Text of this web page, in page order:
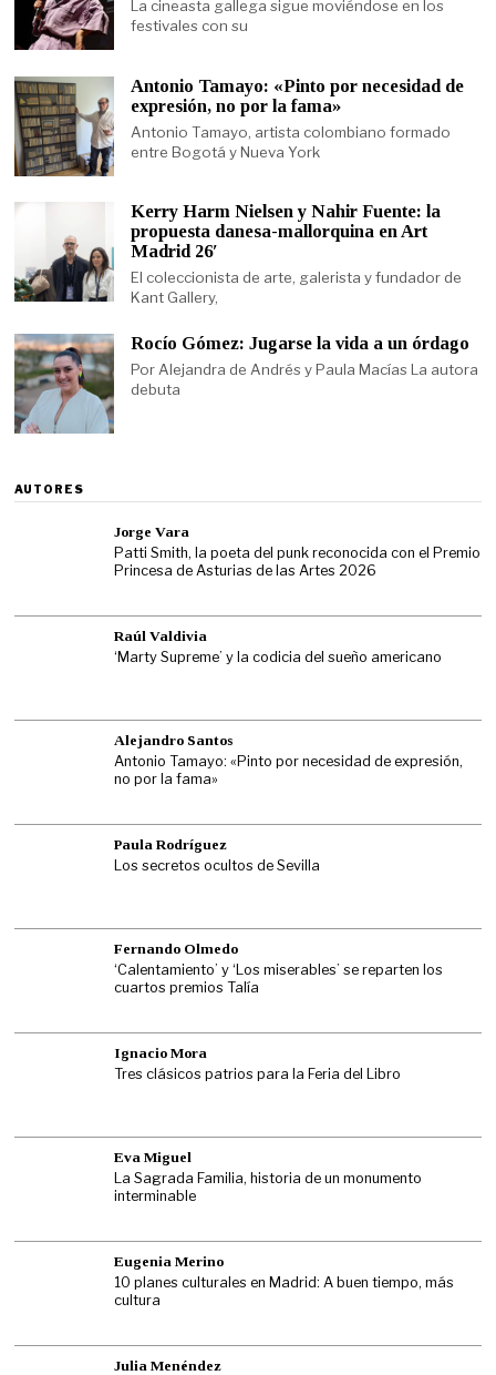
La cineasta gallega sigue moviéndose en los
festivales con su
Antonio Tamayo: «Pinto por necesidad de
expresión, no por la fama»
Antonio Tamayo, artista colombiano formado
entre Bogotá y Nueva York
Kerry Harm Nielsen y Nahir Fuente: la
propuesta danesa-mallorquina en Art
Madrid 26′
El coleccionista de arte, galerista y fundador de
Kant Gallery,
Rocío Gómez: Jugarse la vida a un órdago
Por Alejandra de Andrés y Paula Macías La autora
debuta
AUTORES
Jorge Vara
Patti Smith, la poeta del punk reconocida con el Premio
Princesa de Asturias de las Artes 2026
Raúl Valdivia
‘Marty Supreme’ y la codicia del sueño americano
Alejandro Santos
Antonio Tamayo: «Pinto por necesidad de expresión,
no por la fama»
Paula Rodríguez
Los secretos ocultos de Sevilla
Fernando Olmedo
‘Calentamiento’ y ‘Los miserables’ se reparten los
cuartos premios Talía
Ignacio Mora
Tres clásicos patrios para la Feria del Libro
Eva Miguel
La Sagrada Familia, historia de un monumento
interminable
Eugenia Merino
10 planes culturales en Madrid: A buen tiempo, más
cultura
Julia Menéndez